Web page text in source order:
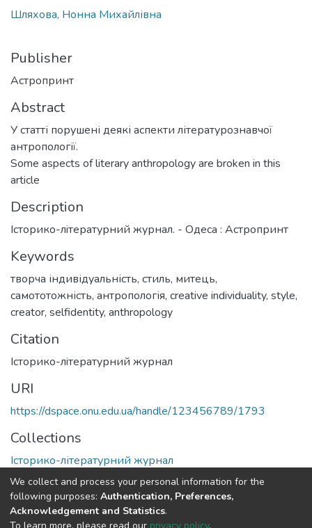
Шляхова, Нонна Михайлівна
Publisher
Астропринт
Abstract
У статті порушені деякі аспекти літературознавчої
антропології.
Some aspects of literary anthropology are broken in this
article
Description
Iсторико-лiтературний журнал. - Одеса : Астропринт
Keywords
творча індивідуальність, стиль, митець,
самототожність, антропологія, creative individuality, style,
creator, selfidentity, anthropology
Citation
Iсторико-лiтературний журнал
URI
https://dspace.onu.edu.ua/handle/123456789/1793
Collections
Історико-літературний журнал
Full item page
We collect and process your personal information for the
following purposes: Authentication, Preferences,
Acknowledgement and Statistics.